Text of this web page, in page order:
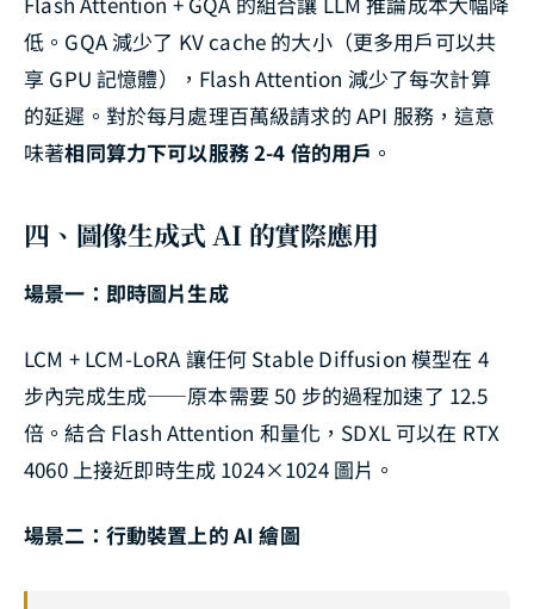
低。GQA 減少了 KV cache 的大小（更多用戶可以共
享 GPU 記憶體），Flash Attention 減少了每次計算
的延遲。對於每月處理百萬級請求的 API 服務，這意
味著相同算力下可以服務 2-4 倍的用戶 。
四、圖像生成式 AI 的實際應用
場景一：即時圖片生成
LCM + LCM-LoRA 讓任何 Stable Diffusion 模型在 4
步內完成生成——原本需要 50 步的過程加速了 12.5
倍。結合 Flash Attention 和量化，SDXL 可以在 RTX
4060 上接近即時生成 1024×1024 圖片。
場景二：行動裝置上的 AI 繪圖